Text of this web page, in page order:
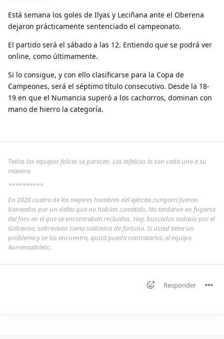
Está semana los goles de Ilyas y Leciñana ante el Oberena
dejaron prácticamente sentenciado el campeonato.
El partido será el sábado a las 12. Entiendo que se podrá ver
online, como últimamente.
Si lo consigue, y con ello clasificarse para la Copa de
Campeones, será el séptimo título consecutivo. Desde la 18-
19 en que el Numancia superó a los cachorros, dominan con
mano de hierro la categoría.
Todos los equipos felices se parecen. Los infelices lo son cada uno a su
manera.
**********
En 2026 cuatro de los mejores hombres del ejército zurigorri fueron
baneados por un delito que no habían cometido. No tardaron en fugarse
del foro en el que se encontraban recluidos. Hoy, buscados todavía por el
Gobierno, sobreviven como soldados de fortuna. Si usted tiene un
problema y se los encuentra, quizá pueda contratarlos: el equipo
Aurreraathletic.
Responder